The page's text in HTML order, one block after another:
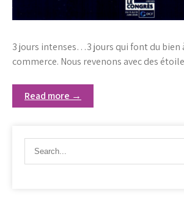
3 jours intenses…3 jours qui font du bien
commerce. Nous revenons avec des
Read more →